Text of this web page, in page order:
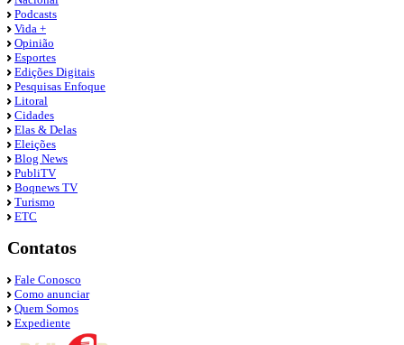
Podcasts
Vida +
Opinião
Esportes
Edições Digitais
Pesquisas Enfoque
Litoral
Cidades
Elas & Delas
Eleições
Blog News
PubliTV
Boqnews TV
Turismo
ETC
Contatos
Fale Conosco
Como anunciar
Quem Somos
Expediente